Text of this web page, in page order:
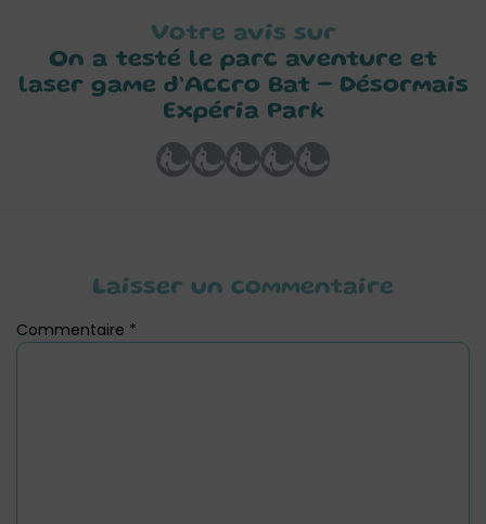
Votre avis sur
On a testé le parc aventure et
laser game d’Accro Bat – Désormais
Expéria Park
Laisser un commentaire
Commentaire *